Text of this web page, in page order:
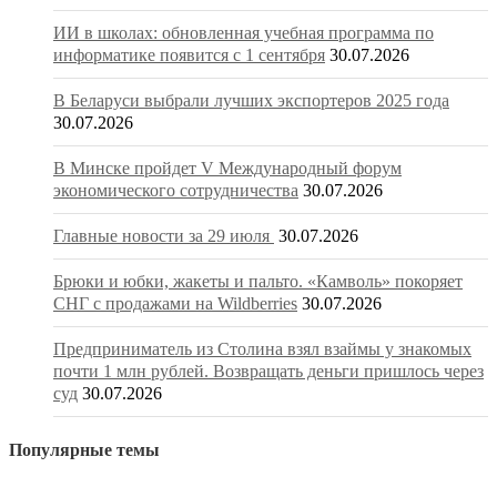
ИИ в школах: обновленная учебная программа по
информатике появится с 1 сентября 30.07.2026
В Беларуси выбрали лучших экспортеров 2025 года
30.07.2026
В Минске пройдет V Международный форум
экономического сотрудничества 30.07.2026
Главные новости за 29 июля 30.07.2026
Брюки и юбки, жакеты и пальто. «Камволь» покоряет
СНГ с продажами на Wildberries 30.07.2026
Предприниматель из Столина взял взаймы у знакомых
почти 1 млн рублей. Возвращать деньги пришлось через
суд 30.07.2026
Популярные темы